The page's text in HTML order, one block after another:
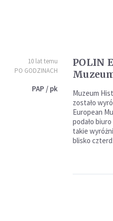
10 lat temu
PO GODZINACH
PAP / pk
POLIN
Muzeum
zostało
European
podało
takie
blisko